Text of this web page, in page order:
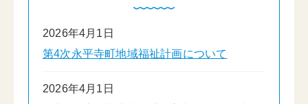
2026年4月1日
第4次永平寺町地域福祉計画について
2026年4月1日